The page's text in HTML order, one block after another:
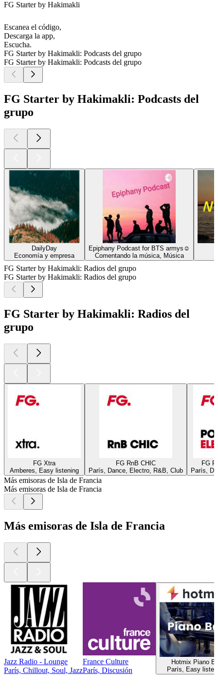
FG Starter by Hakimakli
Escanea el código,
Descarga la app,
Escucha.
FG Starter by Hakimakli: Podcasts del grupo
FG Starter by Hakimakli: Podcasts del grupo
FG Starter by Hakimakli: Podcasts del
grupo
DailyDay
Economía y empresa
Epiphany Podcast for BTS armys☺
Comentando la música, Música
FG Starter by Hakimakli: Radios del grupo
FG Starter by Hakimakli: Radios del grupo
FG Starter by Hakimakli: Radios del
grupo
FG Xtra
Amberes, Easy listening
FG RnB CHIC
París, Dance, Electro, R&B, Club
FG
París,
Más emisoras de Isla de Francia
Más emisoras de Isla de Francia
Más emisoras de Isla de Francia
Jazz Radio - Lounge
París, Chillout, Soul, Jazz
France Culture
París, Discusión
Hotmix Piano
París, Easy